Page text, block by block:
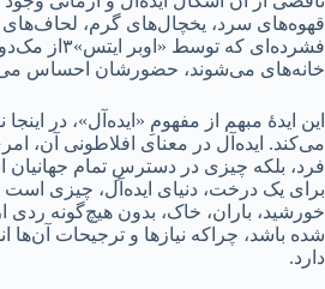
قهوه‌های سرد، یخچال‌های گرم، لحاف‌های
فشرده‌ای که توسط
خانه‌های می‌شوند، حضورشان احساس
این ایدۀ مبهم از مفهومِ «ایده‌آل»، در
می‌کند. ایده‌آل در معنای افلاطونی آن،
فرد، بلکه چیزی در دسترسِ تمام جهانیان
برای یک درخت، دنیای ایده‌آل، چیزی است
خورشید، باران، خاک، بدون هیچ‌گونه ردی
شده باشد، چراکه نیازها و ترجیحات آن‌ها
دارد.